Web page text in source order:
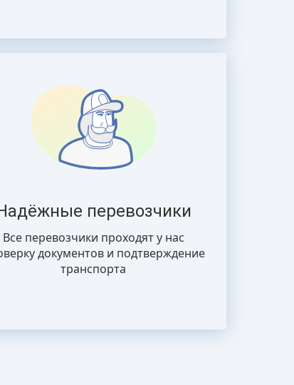
перевозчики
Все перевозчики проходят у нас
документов и подтверждение
транспорта